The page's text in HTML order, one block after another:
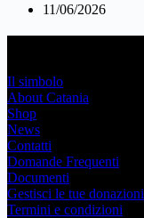
11/06/2026
Il simbolo
About Catania
Shop
News
Contatti
Domande Frequenti
Documenti
Gestisci le tue donazioni
Termini e condizioni